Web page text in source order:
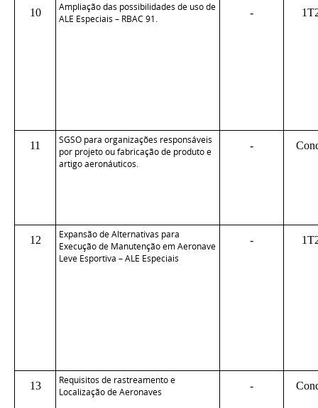
10
Ampliação das possibilidades de uso de
ALE Especiais – RBAC 91.
-
11
SGSO para organizações responsáveis
por projeto ou fabricação de produto e
artigo aeronáuticos.
-
12
Expansão de Alternativas para
Execução de Manutenção em Aeronave
Leve Esportiva – ALE Especiais
-
13
Requisitos de rastreamento e
Localização de Aeronaves
-